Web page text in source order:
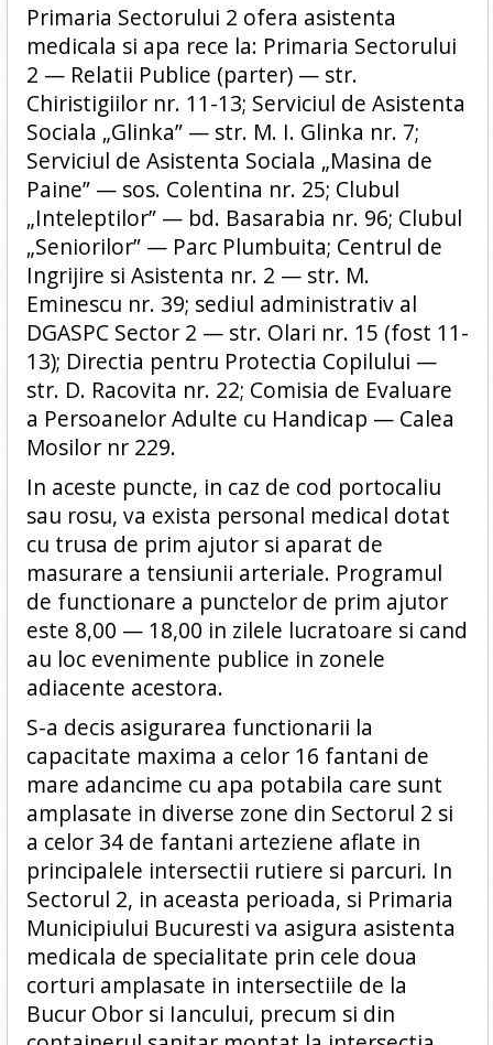
Primaria Sectorului 2 ofera asistenta
medicala si apa rece la: Primaria Sectorului
2 — Relatii Publice (parter) — str.
Chiristigiilor nr. 11-13; Serviciul de Asistenta
Sociala „Glinka” — str. M. I. Glinka nr. 7;
Serviciul de Asistenta Sociala „Masina de
Paine” — sos. Colentina nr. 25; Clubul
„Inteleptilor” — bd. Basarabia nr. 96; Clubul
„Seniorilor” — Parc Plumbuita; Centrul de
Ingrijire si Asistenta nr. 2 — str. M.
Eminescu nr. 39; sediul administrativ al
DGASPC Sector 2 — str. Olari nr. 15 (fost 11-
13); Directia pentru Protectia Copilului —
str. D. Racovita nr. 22; Comisia de Evaluare
a Persoanelor Adulte cu Handicap — Calea
Mosilor nr 229.
In aceste puncte, in caz de cod portocaliu
sau rosu, va exista personal medical dotat
cu trusa de prim ajutor si aparat de
masurare a tensiunii arteriale. Programul
de functionare a punctelor de prim ajutor
este 8,00 — 18,00 in zilele lucratoare si cand
au loc evenimente publice in zonele
adiacente acestora.
S-a decis asigurarea functionarii la
capacitate maxima a celor 16 fantani de
mare adancime cu apa potabila care sunt
amplasate in diverse zone din Sectorul 2 si
a celor 34 de fantani arteziene aflate in
principalele intersectii rutiere si parcuri. In
Sectorul 2, in aceasta perioada, si Primaria
Municipiului Bucuresti va asigura asistenta
medicala de specialitate prin cele doua
corturi amplasate in intersectiile de la
Bucur Obor si Iancului, precum si din